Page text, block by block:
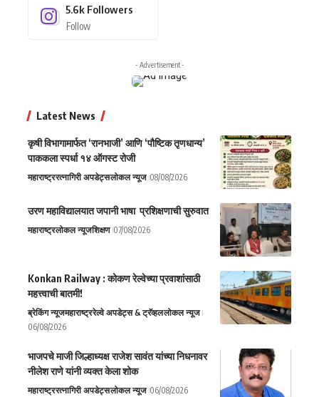
5.6k Followers
Follow
- Advertisement -
Latest News
कृषी विभागामार्फत ‘रानभाजी’ आणि ‘पौष्टिक तृणधान्य’
पाककला स्पर्धा १४ ऑगस्ट रोजी
महाराष्ट्ररत्नागिरी अपडेट्सलोकल न्यूज 08/08/2026
उरण महाविद्यालयात जपानी भाषा प्रशिक्षणाची सुरुवात
महाराष्ट्रलोकल न्यूजशिक्षण 07/08/2026
Konkan Railway : कोकण रेल्वेच्या प्रवाशांसाठी
महत्त्वाची बातमी!
ब्रेकिंग न्यूजमहाराष्ट्ररेल्वे अपडेट्स & ट्रॅव्हललोकल न्यूज
06/08/2026
भाजपचे माजी जिल्हाध्यक्ष राजेश सावंत यांच्या निधनावर
नीलेश राणे यांनी व्यक्त केला शोक
महाराष्ट्ररत्नागिरी अपडेट्सलोकल न्यूज 06/08/2026